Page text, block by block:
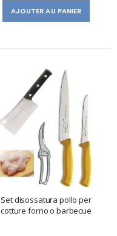
AJOUTER AU PANIER
Set disossatura pollo per
cotture forno o barbecue